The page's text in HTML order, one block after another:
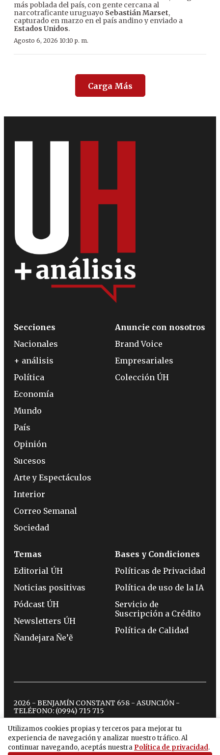
más poblada del país, con gente cercana al
narcotraficante uruguayo Sebastián Marset,
capturado en marzo en el país andino y enviado a
Estados Unidos.
Agosto 6, 2026 10:10 p. m.
Carga Más
Utilizamos cookies propias y terceros para mejorar tu
experiencia de navegación y analizar nuestro tráfico. Al
continuar navegando, aceptás nuestra Política de privacidad.
Secciones
Nacionales
+ análisis
Política
Economía
Mundo
País
Opinión
Sucesos
Arte y Espectáculos
Interior
Correo Semanal
Sociedad
Anuncie con nosotros
Brand Voice
Empresariales
Colección ÚH
Temas
Editorial ÚH
Noticias positivas
Pódcast ÚH
Newsletters ÚH
Ñandejara Ñe’ẽ
Bases y Condiciones
Políticas de Privacidad
Política de uso de la IA
Servicio de
Suscripción a Crédito
Política de Calidad
2026 - BENJAMÍN CONSTANT 658 - ASUNCIÓN -
TELÉFONO: (0994) 715 715
twitterinstagram
facebook
tiktokyoutubespotify